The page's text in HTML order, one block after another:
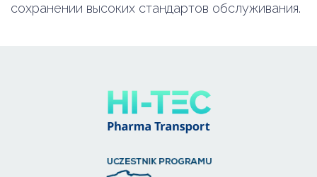
сохранении высоких стандартов обслуживания.